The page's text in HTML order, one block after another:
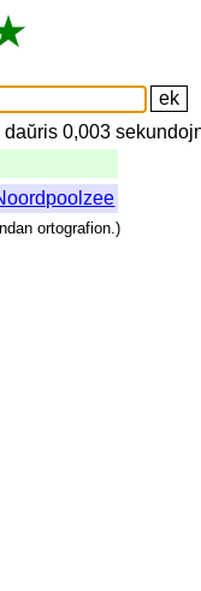
daŭris 0,003
ortografion.)